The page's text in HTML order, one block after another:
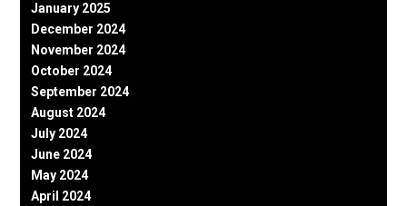
January 2025
December 2024
November 2024
October 2024
September 2024
August 2024
July 2024
June 2024
May 2024
April 2024